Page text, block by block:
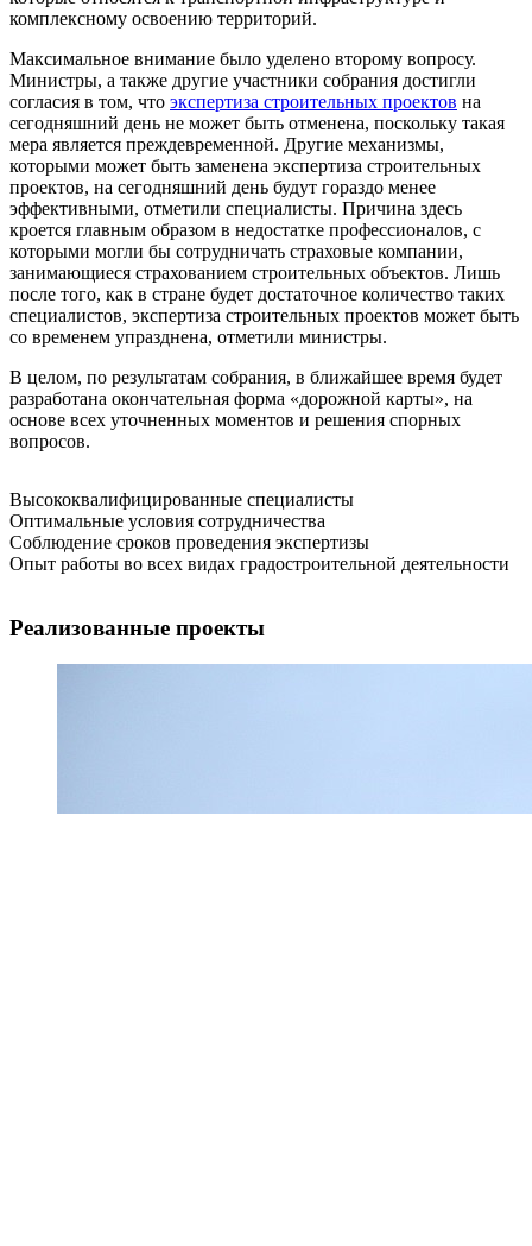
комплексному освоению территорий.
Максимальное внимание было уделено второму вопросу.
Министры, а также другие участники собрания достигли
согласия в том, что экспертиза строительных проектов на
сегодняшний день не может быть отменена, поскольку такая
мера является преждевременной. Другие механизмы,
которыми может быть заменена экспертиза строительных
проектов, на сегодняшний день будут гораздо менее
эффективными, отметили специалисты. Причина здесь
кроется главным образом в недостатке профессионалов, с
которыми могли бы сотрудничать страховые компании,
занимающиеся страхованием строительных объектов. Лишь
после того, как в стране будет достаточное количество таких
специалистов, экспертиза строительных проектов может быть
со временем упразднена, отметили министры.
В целом, по результатам собрания, в ближайшее время будет
разработана окончательная форма «дорожной карты», на
основе всех уточненных моментов и решения спорных
вопросов.
Высококвалифицированные специалисты
Оптимальные условия сотрудничества
Соблюдение сроков проведения экспертизы
Опыт работы во всех видах градостроительной деятельности
Реализованные проекты